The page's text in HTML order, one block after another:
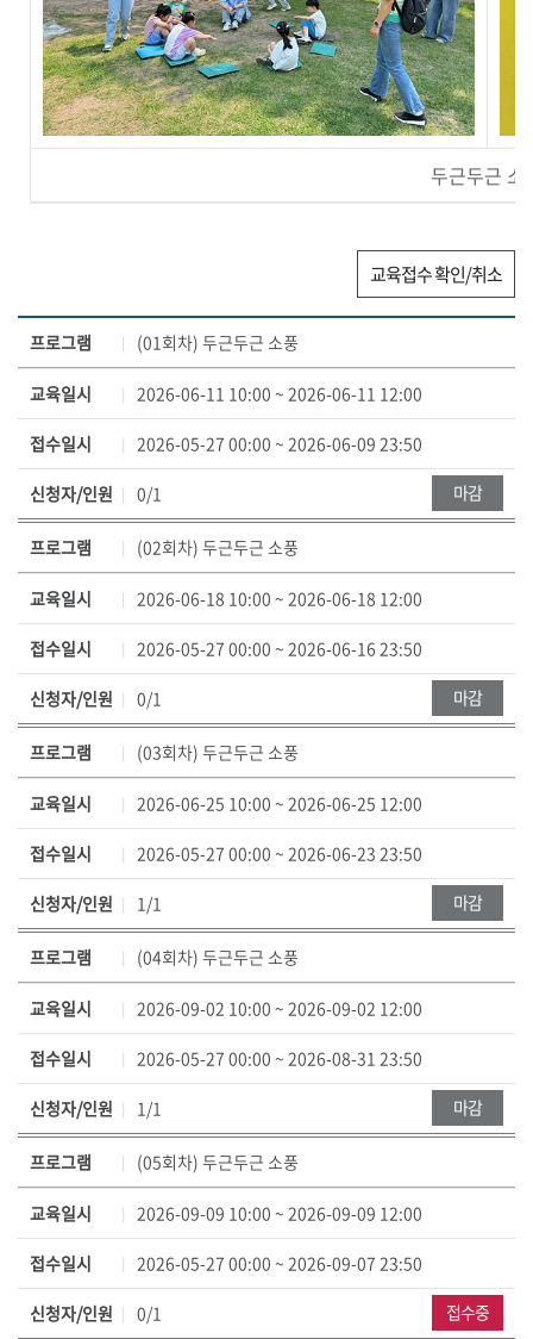
두근두근 소
교육접수 확인/취소
클
래
스
정
보
–
회
차
명
교
육
일
시
,
접
일
시
,
신
청
정
원
현
재
상
태
로
구
성
프로그램 (01회차) 두근두근 소풍
교육일시 2026-06-11 10:00 ~ 2026-06-11 12:00
접수일시 2026-05-27 00:00 ~ 2026-06-09 23:50
신청자/인원 0/1 마감
프로그램 (02회차) 두근두근 소풍
교육일시 2026-06-18 10:00 ~ 2026-06-18 12:00
접수일시 2026-05-27 00:00 ~ 2026-06-16 23:50
신청자/인원 0/1 마감
프로그램 (03회차) 두근두근 소풍
교육일시 2026-06-25 10:00 ~ 2026-06-25 12:00
접수일시 2026-05-27 00:00 ~ 2026-06-23 23:50
신청자/인원 1/1 마감
프로그램 (04회차) 두근두근 소풍
교육일시 2026-09-02 10:00 ~ 2026-09-02 12:00
접수일시 2026-05-27 00:00 ~ 2026-08-31 23:50
신청자/인원 1/1 마감
프로그램 (05회차) 두근두근 소풍
교육일시 2026-09-09 10:00 ~ 2026-09-09 12:00
접수일시 2026-05-27 00:00 ~ 2026-09-07 23:50
신청자/인원 0/1 접수중